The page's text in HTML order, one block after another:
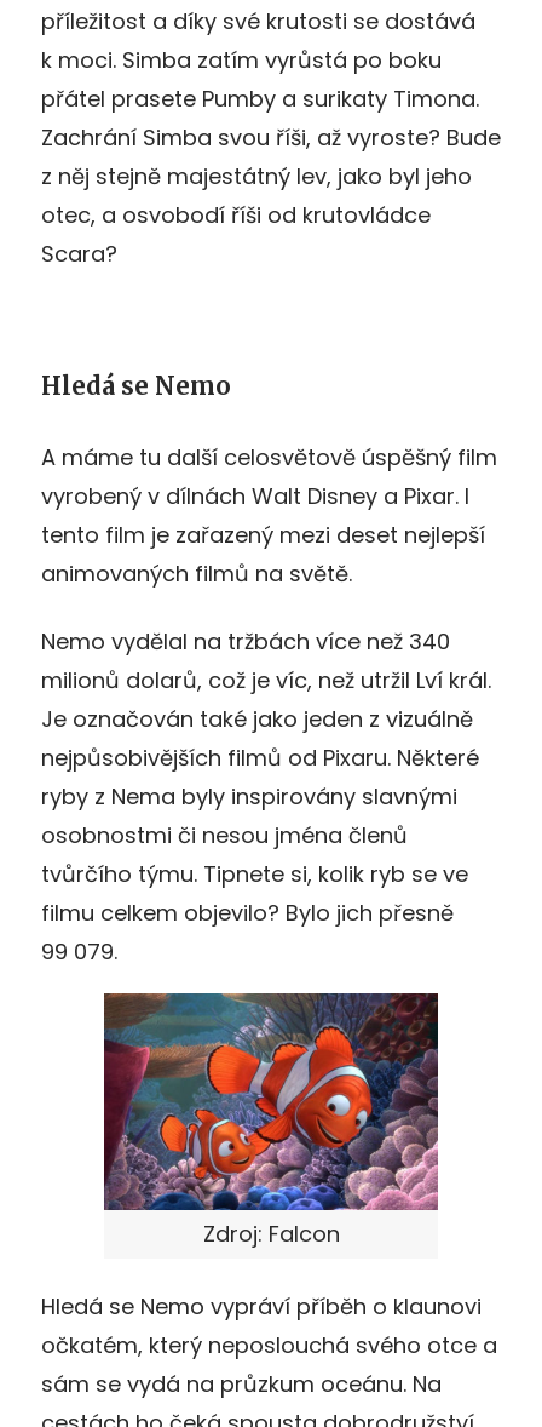
příležitost a díky své krutosti se dostává
k moci. Simba zatím vyrůstá po boku
přátel prasete Pumby a surikaty Timona.
Zachrání Simba svou říši, až vyroste? Bude
z něj stejně majestátný lev, jako byl jeho
otec, a osvobodí říši od krutovládce
Scara?
Hledá se Nemo
A máme tu další celosvětově úspěšný film
vyrobený v dílnách Walt Disney a Pixar. I
tento film je zařazený mezi deset nejlepší
animovaných filmů na světě.
Nemo vydělal na tržbách více než 340
milionů dolarů, což je víc, než utržil Lví král.
Je označován také jako jeden z vizuálně
nejpůsobivějších filmů od Pixaru. Některé
ryby z Nema byly inspirovány slavnými
osobnostmi či nesou jména členů
tvůrčího týmu. Tipnete si, kolik ryb se ve
filmu celkem objevilo? Bylo jich přesně
99 079.
Zdroj: Falcon
Hledá se Nemo vypráví příběh o klaunovi
očkatém, který neposlouchá svého otce a
sám se vydá na průzkum oceánu. Na